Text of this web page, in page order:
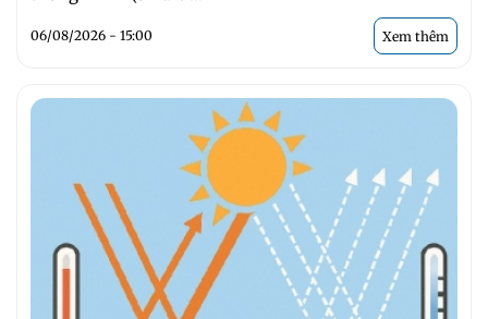
06/08/2026 - 15:00 Xem thêm